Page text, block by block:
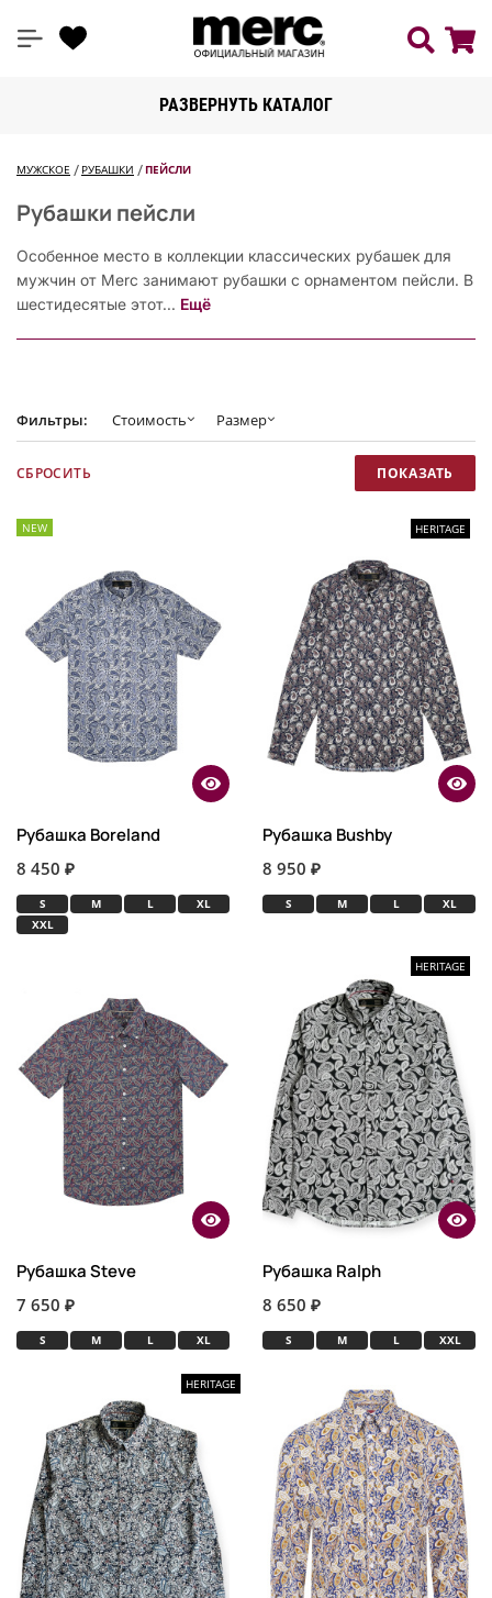
РАЗВЕРНУТЬ КАТАЛОГ
МУЖСКОЕ РУБАШКИ ПЕЙСЛИ
Рубашки пейсли
Особенное место в коллекции классических рубашек для
мужчин от Merc занимают рубашки с орнаментом пейсли. В
шестидесятые этот... Ещё
Фильтры: Стоимость Размер
NEW
Рубашка Boreland
8 450 ₽
S M L
XL
XXL
HERITAGE
Рубашка Bushby
8 950 ₽
S M L XL
Рубашка Steve
7 650 ₽
S M L XL
HERITAGE
Рубашка Ralph
8 650 ₽
S M L XXL
HERITAGE